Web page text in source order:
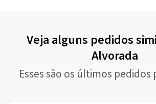
Veja alguns pedidos
Alvorada
Esses são os últimos pedidos